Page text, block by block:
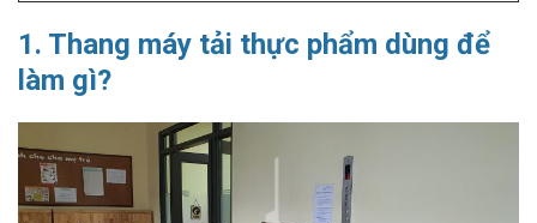
1. Thang máy tải thực phẩm dùng để
làm gì?